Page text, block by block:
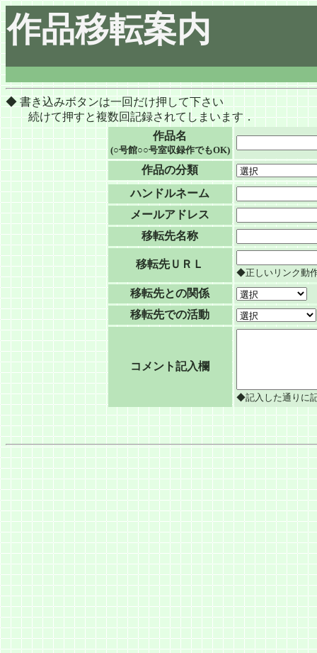
作品移転案内
◆ 書き込みボタンは一回だけ押して下さい
続けて押すと複数回記録されてしまいます．
作品名
(○号館○○号室収録作でもOK)
作品の分類
ハンドルネーム
メールアドレス
移転先名称
移転先ＵＲＬ
◆正しいリンク動
移転先との関係
移転先での活動
コメント記入欄
◆記入した通りに